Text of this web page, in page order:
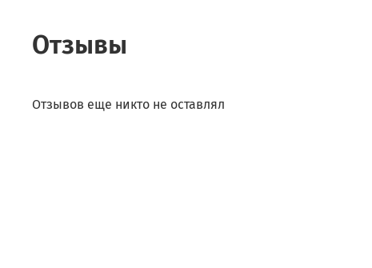
книге. Бумага не выцветает. Качество
Отзывы
Отзывов еще никто не оставлял